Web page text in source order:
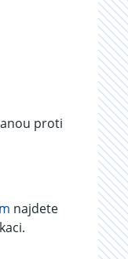
proti
najdete